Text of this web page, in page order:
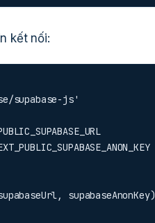
kết nối:
supabase-js'
supabaseAnonKey)